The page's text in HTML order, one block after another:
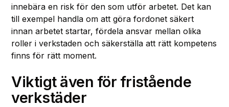
innebära en risk för den som utför arbetet. Det kan
till exempel handla om att göra fordonet säkert
innan arbetet startar, fördela ansvar mellan olika
roller i verkstaden och säkerställa att rätt kompetens
finns för rätt moment.
Viktigt även för fristående
verkstäder